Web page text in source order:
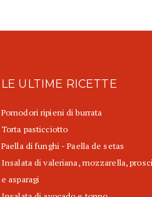
LE ULTIME RICETTE
Pomodori ripieni di burrata
Torta pasticciotto
Paella di funghi - Paella de setas
Insalata di valeriana, mozzarella,
e asparagi